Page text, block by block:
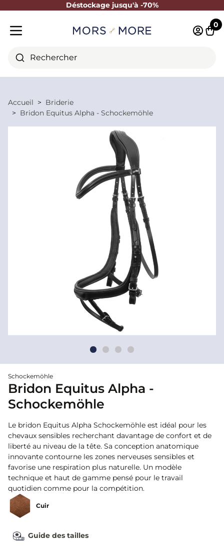
Déstockage jusqu'à -70%
Fermer
Rechercher
0
Accueil
Briderie
Bridon Equitus Alpha - Schockemöhle
Schockemöhle
Bridon Equitus Alpha -
Schockemöhle
Le bridon Equitus Alpha Schockemöhle est idéal pour les
chevaux sensibles recherchant davantage de confort et de
liberté au niveau de la tête. Sa conception anatomique
innovante contourne les zones nerveuses sensibles et
favorise une respiration plus naturelle. Un modèle
technique et haut de gamme pensé pour le travail
quotidien comme pour la compétition.
Cuir
Guide des tailles